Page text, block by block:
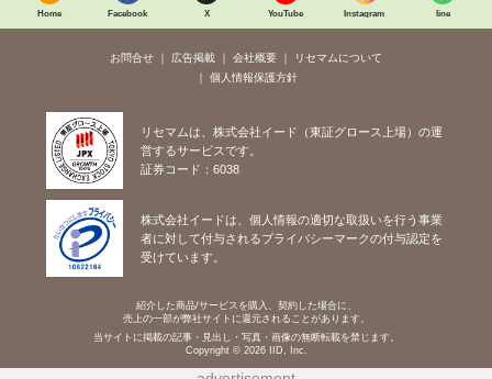
Home Facebook X YouTube Instagram line
お問合せ 広告掲載 会社概要
リセマムについて
個人情報保護方針
リセマムは、株式会社イード（東証グロース上場）の運
営するサービスです。
証券コード：6038
株式会社イードは、個人情報の適切な取扱いを行う事業
者に対して付与されるプライバシーマークの付与認定を
受けています。
紹介した商品/サービスを購入、契約した場合に、
売上の一部が弊社サイトに還元されることがあります。
当サイトに掲載の記事・見出し・写真・画像の無断転載を禁じます。
Copyright © 2026 IID, Inc.